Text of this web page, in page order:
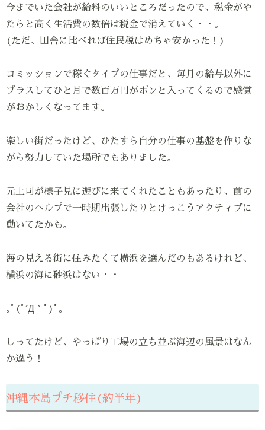
今までいた会社が給料のいいところだったので、税金がや
たらと高く生活費の数倍は税金で消えていく・・。
(ただ、田舎に比べれば住民税はめちゃ安かった！)
コミッションで稼ぐタイプの仕事だと、毎月の給与以外に
プラスしてひと月で数百万円がポンと入ってくるので感覚
がおかしくなってます。
楽しい街だったけど、ひたすら自分の仕事の基盤を作りな
がら努力していた場所でもありました。
元上司が様子見に遊びに来てくれたこともあったり、前の
会社のヘルプで一時期出張したりとけっこうアクティブに
動いてたかも。
海の見える街に住みたくて横浜を選んだのもあるけれど、
横浜の海に砂浜はない・・
｡ﾟ(ﾟ´Д｀ﾟ)ﾟ｡
しってたけど、やっぱり工場の立ち並ぶ海辺の風景はなん
か違う！
沖縄本島プチ移住(約半年)